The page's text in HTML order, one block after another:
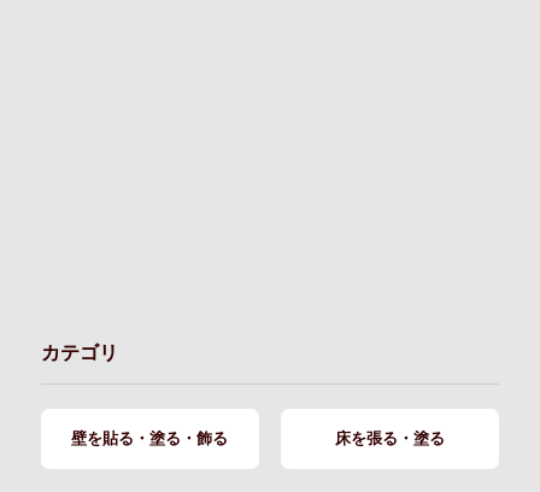
カテゴリ
壁を貼る・塗る・飾る 床を張る・塗る